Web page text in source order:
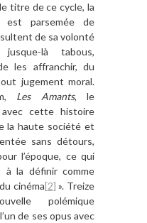
titre de ce cycle, la
est parsemée de
de sa volonté
là tabous,
les affranchir, du
jugement moral.
Les Amants, le
cette histoire
la haute société et
sans détours,
l’époque, ce qui
à la définir comme
cinéma[2] ». Treize
polémique
de ses opus avec